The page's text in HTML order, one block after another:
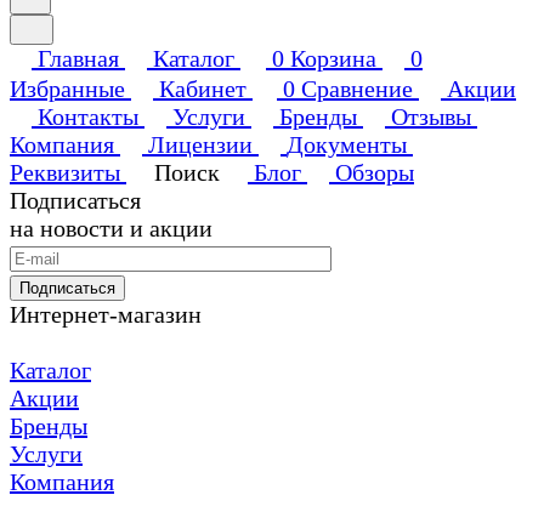
Главная Каталог 0 Корзина
0
Избранные
Кабинет 0 Сравнение
Акции
Контакты
Услуги Бренды
Отзывы
Компания
Лицензии
Документы
Реквизиты
Поиск Блог
Обзоры
Подписаться
на новости и акции
Подписаться
Интернет-магазин
Каталог
Акции
Бренды
Услуги
Компания